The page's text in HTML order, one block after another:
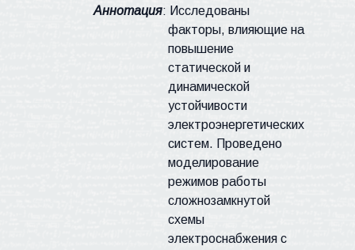
Аннотация: Исследованы
факторы, влияющие на
повышение
статической и
динамической
устойчивости
электроэнергетических
систем. Проведено
моделирование
режимов работы
сложнозамкнутой
схемы
электроснабжения с